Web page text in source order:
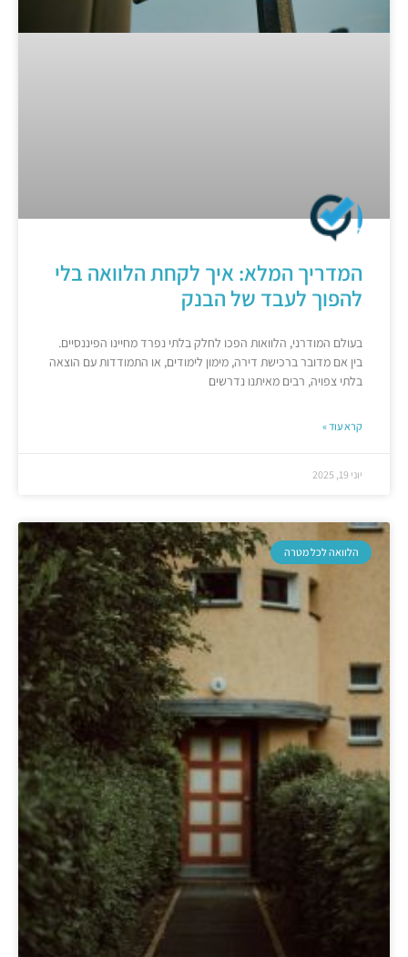
המדריך המלא: איך לקחת הלוואה בלי
להפוך לעבד של הבנק
בעולם המודרני, הלוואות הפכו לחלק בלתי נפרד מחיינו הפיננסיים.
בין אם מדובר ברכישת דירה, מימון לימודים, או התמודדות עם הוצאה
בלתי צפויה, רבים מאיתנו נדרשים
קרא עוד »
יוני 19, 2025
הלוואה לכל מטרה